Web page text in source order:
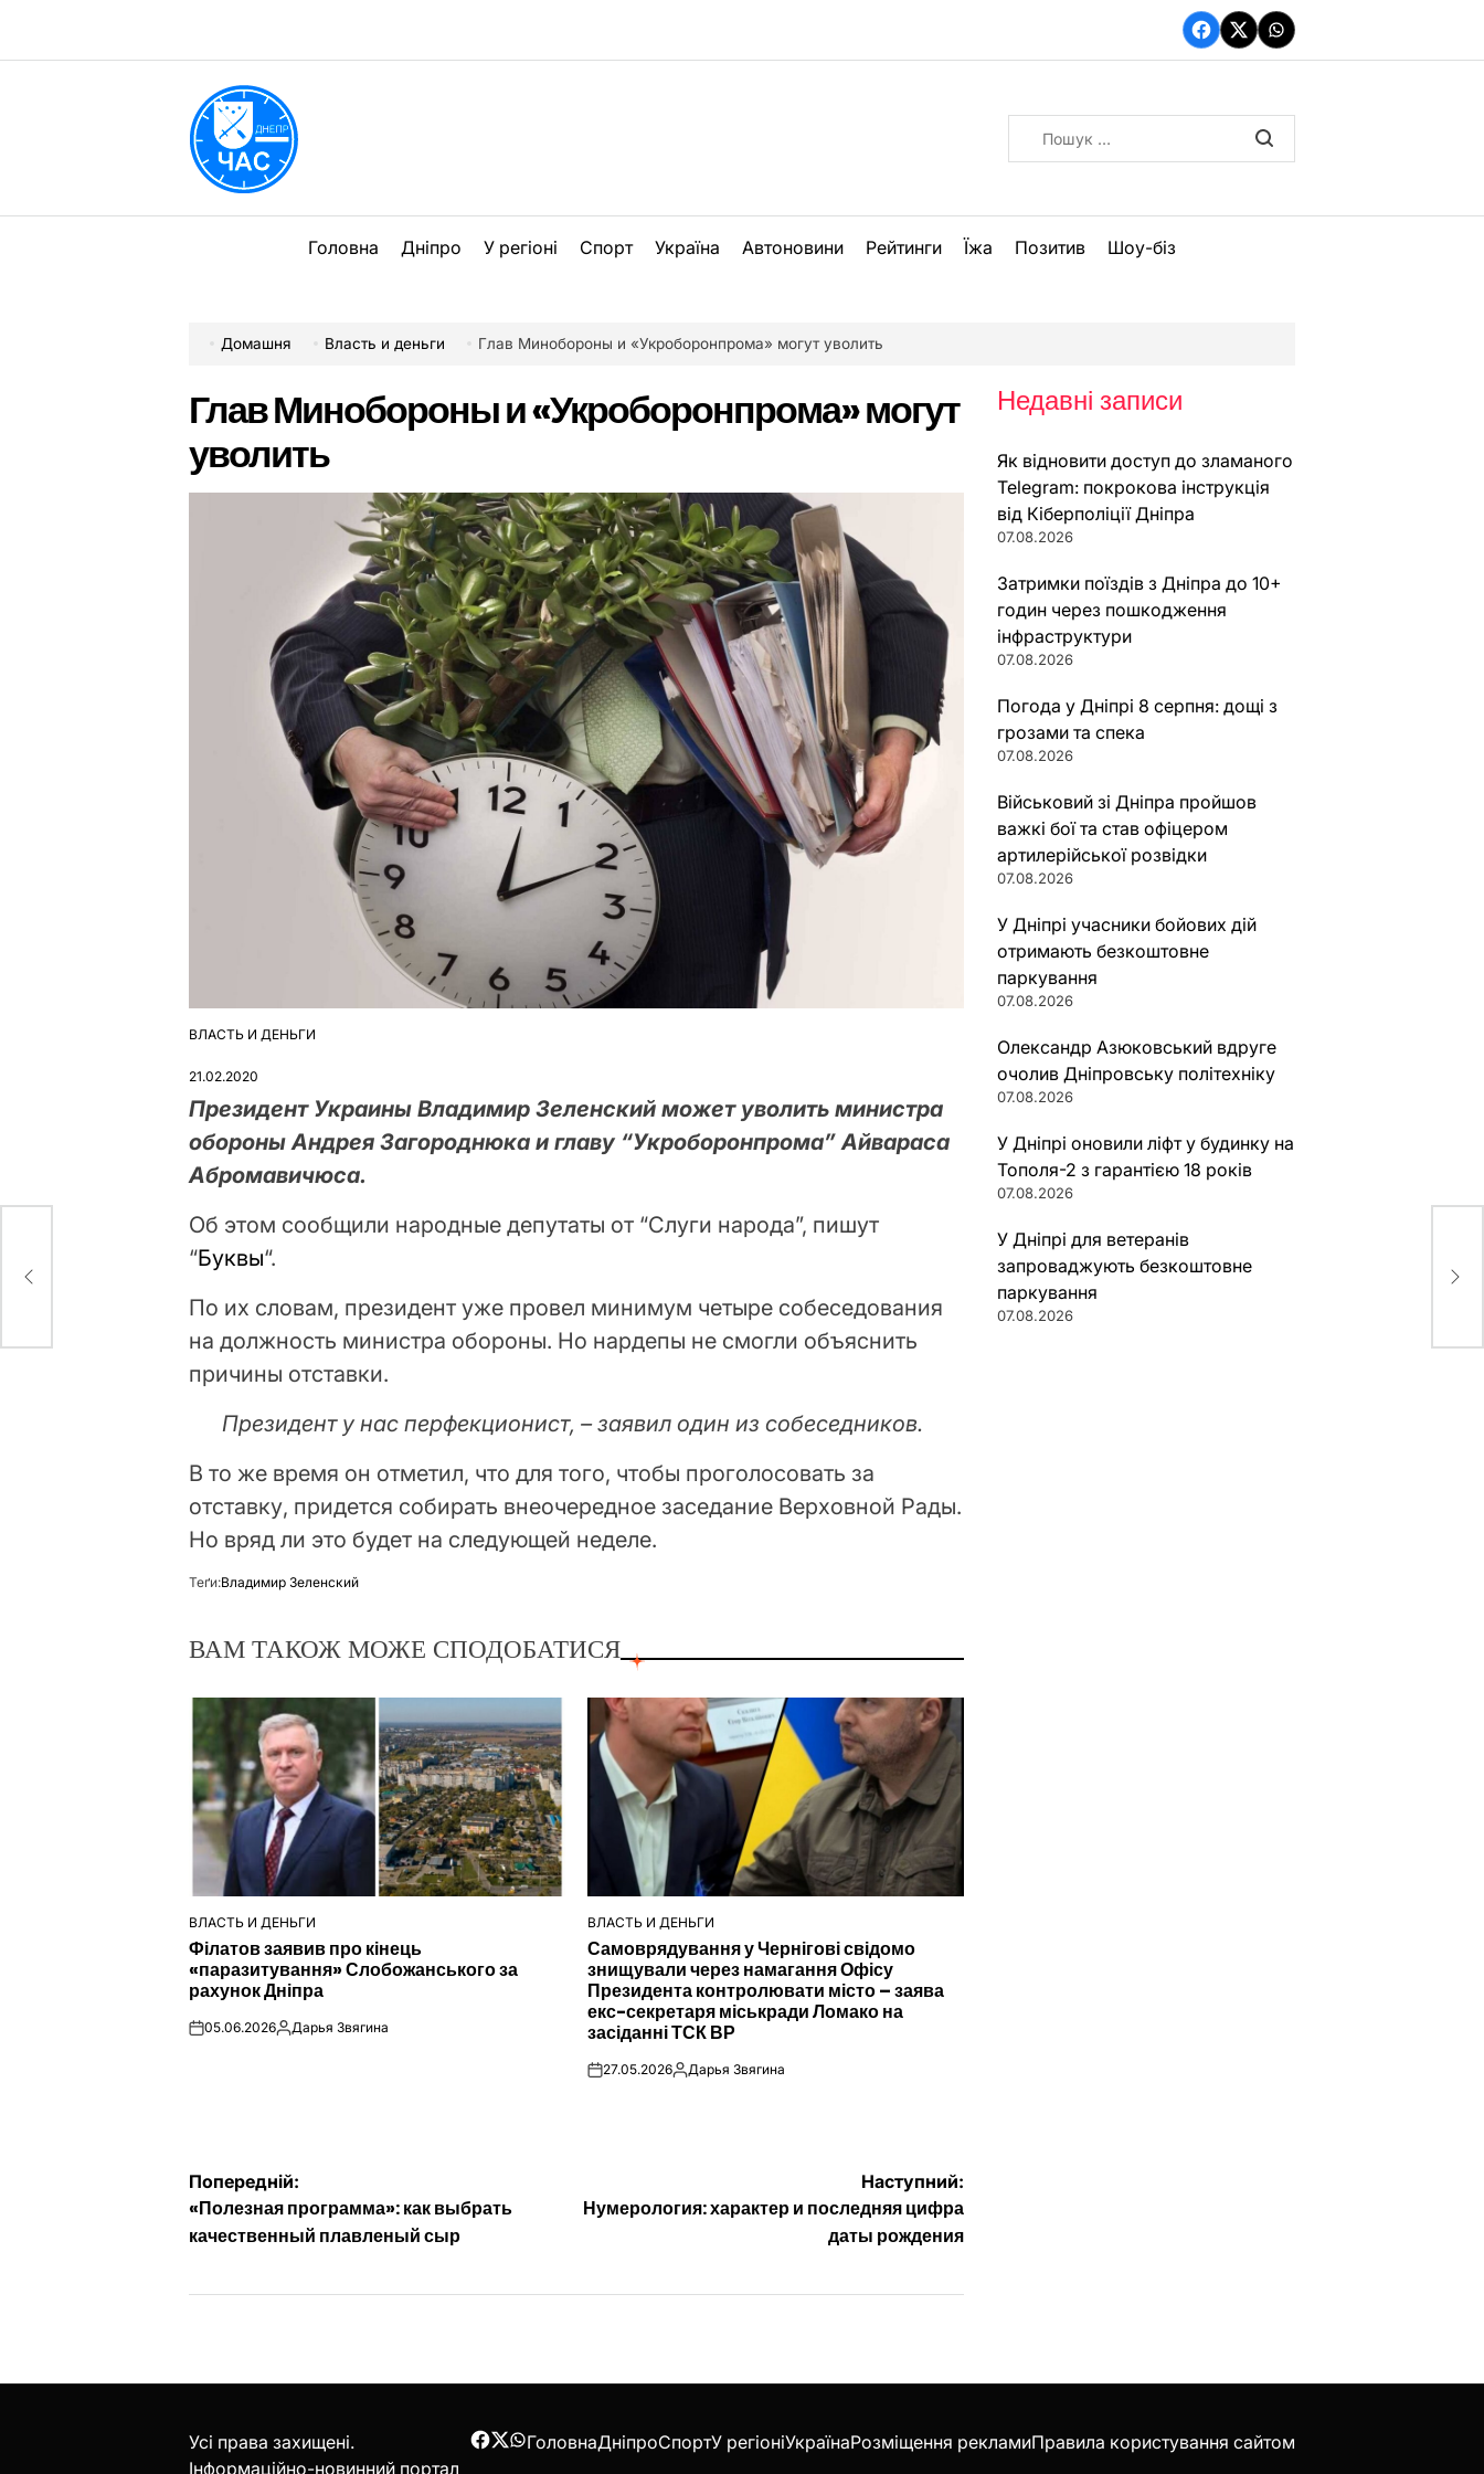
вмісту
Facebook
TwitterWhatsApp
Головна Дніпро У регіоні Спорт Україна Автоновини Рейтинги Їжа Позитив Шоу-біз
Домашня Власть и деньги Глав Минобороны и «Укроборонпрома» могут уволить
Глав Минобороны и «Укроборонпрома» могут
уволить
ОПУБЛІКУВАТИ
ВЛАСТЬ И ДЕНЬГИ
21.02.2020
Президент Украины Владимир Зеленский может уволить министра
обороны Андрея Загороднюка и главу “Укроборонпрома” Айвараса
Абромавичюса.
Об этом сообщили народные депутаты от “Слуги народа”, пишут
“Буквы“.
По их словам, президент уже провел минимум четыре собеседования
на должность министра обороны. Но нардепы не смогли объяснить
причины отставки.
Президент у нас перфекционист, – заявил один из собеседников.
В то же время он отметил, что для того, чтобы проголосовать за
отставку, придется собирать внеочередное заседание Верховной Рады.
Но вряд ли это будет на следующей неделе.
Теґи:Владимир Зеленский
ВАМ ТАКОЖ МОЖЕ СПОДОБАТИСЯ
ОПУБЛІКУВАТИ
У
ВЛАСТЬ И ДЕНЬГИ
Філатов заявив про кінець
«паразитування» Слобожанського за
рахунок Дніпра
on05.06.2026Опубліковано
Дарья Звягина
ОПУБЛІКУВАТИ
У
ВЛАСТЬ И ДЕНЬГИ
Самоврядування у Чернігові свідомо
знищували через намагання Офісу
Президента контролювати місто – заява
екс-секретаря міськради Ломако на
засіданні ТСК ВР
on27.05.2026Опубліковано
Дарья Звягина
Навігація
записів
Попередній:
«Полезная программа»: как выбрать
качественный плавленый сыр
Наступний:
Нумерология: характер и последняя цифра
даты рождения
Недавні записи
Як відновити доступ до зламаного
Telegram: покрокова інструкція
від Кіберполіції Дніпра
07.08.2026
Затримки поїздів з Дніпра до 10+
годин через пошкодження
інфраструктури
07.08.2026
Погода у Дніпрі 8 серпня: дощі з
грозами та спека
07.08.2026
Військовий зі Дніпра пройшов
важкі бої та став офіцером
артилерійської розвідки
07.08.2026
У Дніпрі учасники бойових дій
отримають безкоштовне
паркування
07.08.2026
Олександр Азюковський вдруге
очолив Дніпровську політехніку
07.08.2026
У Дніпрі оновили ліфт у будинку на
Тополя-2 з гарантією 18 років
07.08.2026
У Дніпрі для ветеранів
запроваджують безкоштовне
паркування
07.08.2026
Усі права захищені.
Інформаційно-новинний портал
Facebook
Twitter
WhatsApp
ГоловнаДніпроСпортУ регіоніУкраїнаРозміщення рекламиПравила користування сайтом